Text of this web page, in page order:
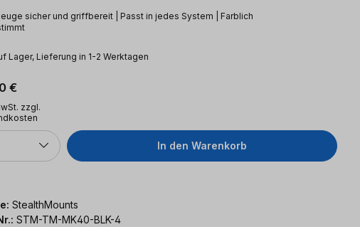
sicher und griffbereit | Passt in jedes System | Farblich
Lager, Lieferung in 1-2 Werktagen
Preis:
€
zzgl.
In den Warenkorb
StealthMounts
STM-TM-MK40-BLK-4